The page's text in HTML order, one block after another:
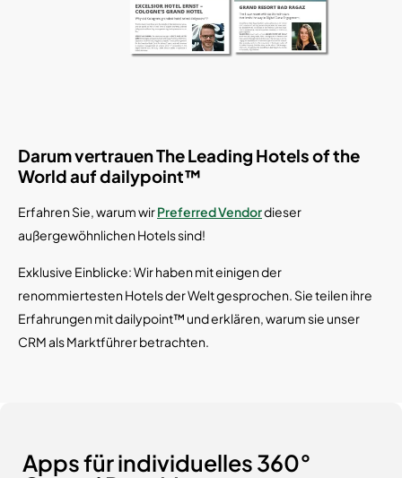
Darum vertrauen The Leading Hotels of the
World auf dailypoint™
Erfahren Sie, warum wirPreferred Vendordieser
außergewöhnlichen Hotels sind!
Exklusive Einblicke: Wir haben mit einigen der
renommiertesten Hotels der Welt gesprochen. Sie teilen ihre
Erfahrungen mit dailypoint™ und erklären, warum sie unser
CRM als Marktführer betrachten.
Apps für individuelles 360°